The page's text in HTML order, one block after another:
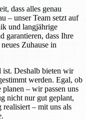
dass alles genau
– unser Team setzt auf
und langjährige
garantieren, dass Ihre
Zuhause in
Deshalb bieten wir
werden. Egal, ob
planen – wir passen uns
nicht nur gut geplant,
realisiert – mit uns als